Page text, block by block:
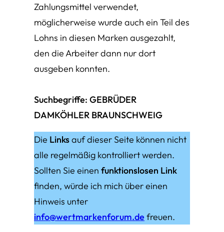
Zahlungsmittel verwendet,
möglicherweise wurde auch ein Teil des
Lohns in diesen Marken ausgezahlt,
den die Arbeiter dann nur dort
ausgeben konnten.
Suchbegriffe: GEBRÜDER
DAMKÖHLER BRAUNSCHWEIG
Die Linksauf dieser Seite können nicht
alle regelmäßig kontrolliert werden.
Sollten Sie einen funktionslosen Link
finden, würde ich mich über einen
Hinweis unter
info@wertmarkenforum.de freuen.